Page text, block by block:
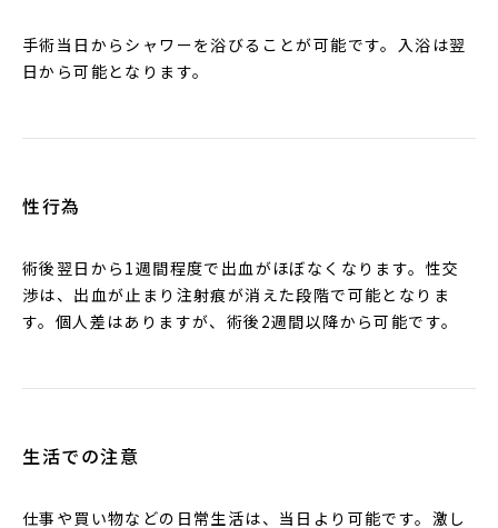
手術当日からシャワーを浴びることが可能です。入浴は翌
日から可能となります。
性行為
術後翌日から1週間程度で出血がほぼなくなります。性交
渉は、出血が止まり注射痕が消えた段階で可能となりま
す。個人差はありますが、術後2週間以降から可能です。
生活での注意
仕事や買い物などの日常生活は、当日より可能です。激し